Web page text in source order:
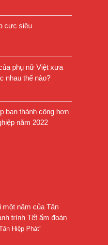
cực siêu
phụ nữ Việt xưa
nhau thế nào?
bạn thành công hơn
năm 2022
một năm của Tân
trình Tết ấm đoàn
Hiệp Phát”